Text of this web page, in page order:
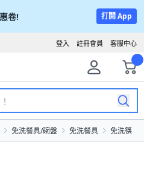
卷! 打開 App
客服中心
註冊會員
登入
免洗餐具/碗盤 免洗餐具 免洗筷